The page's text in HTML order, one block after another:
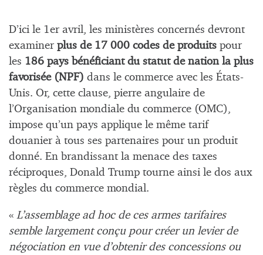
D’ici le 1er avril, les ministères concernés devront
examiner plus de 17 000 codes de produits pour
les 186 pays bénéficiant du statut de nation la plus
favorisée (NPF) dans le commerce avec les États-
Unis. Or, cette clause, pierre angulaire de
l’Organisation mondiale du commerce (OMC),
impose qu’un pays applique le même tarif
douanier à tous ses partenaires pour un produit
donné. En brandissant la menace des taxes
réciproques, Donald Trump tourne ainsi le dos aux
règles du commerce mondial.
« L’assemblage ad hoc de ces armes tarifaires
semble largement conçu pour créer un levier de
négociation en vue d’obtenir des concessions ou